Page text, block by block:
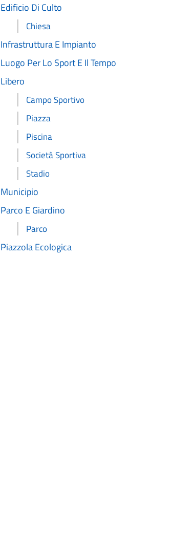
Edificio Di Culto
Chiesa
Infrastruttura E Impianto
Luogo Per Lo Sport E Il Tempo
Libero
Campo Sportivo
Piazza
Piscina
Società Sportiva
Stadio
Municipio
Parco E Giardino
Parco
Piazzola Ecologica